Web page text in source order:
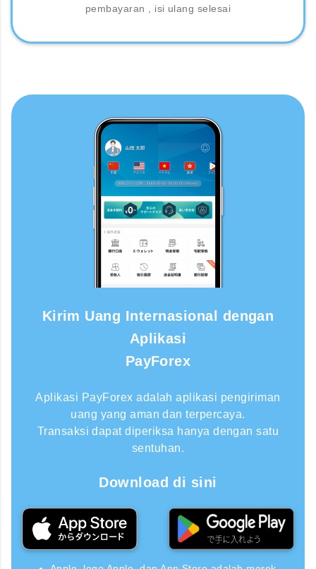
pembayaran , isi ulang selesai
Kirim Uang Internasional dengan
Aplikasi
PayForex
Aplikasi PayForex adalah aplikasi pengiriman
uang yang aman dan terpercaya.
Transaksi dapat diperiksa hanya dengan satu
sentuhan.
Download di sini